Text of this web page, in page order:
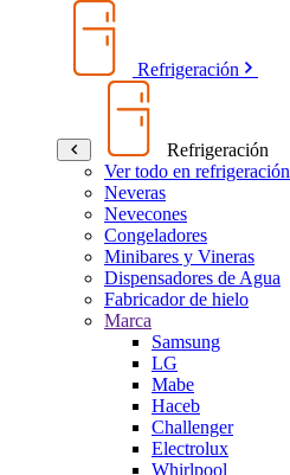
Refrigeración
Refrigeración
Ver todo en refrigeración
Neveras
Nevecones
Congeladores
Minibares y Vineras
Dispensadores de Agua
Fabricador de hielo
Marca
Samsung
LG
Mabe
Haceb
Challenger
Electrolux
Whirlpool